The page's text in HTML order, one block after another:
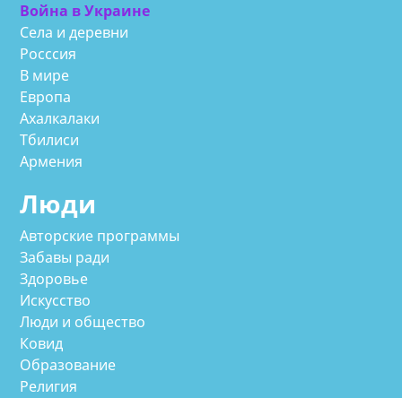
Война в Украине
Села и деревни
Росссия
В мире
Европа
Ахалкалаки
Тбилиси
Армения
Люди
Авторские программы
Забавы ради
Здоровье
Искусство
Люди и общество
Ковид
Образование
Религия